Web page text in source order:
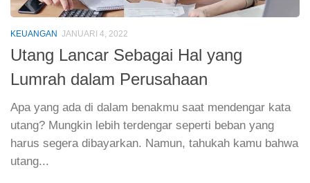
KEUANGAN JANUARI 4, 2022
Utang Lancar Sebagai Hal yang
Lumrah dalam Perusahaan
Apa yang ada di dalam benakmu saat mendengar kata
utang? Mungkin lebih terdengar seperti beban yang
harus segera dibayarkan. Namun, tahukah kamu bahwa
utang...